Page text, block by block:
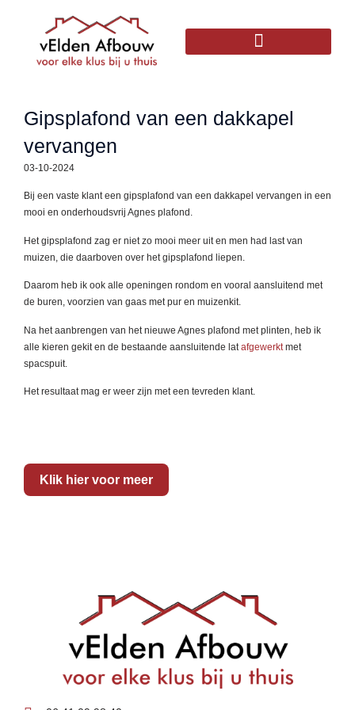
Gipsplafond van een dakkapel
vervangen
03-10-2024
Bij een vaste klant een gipsplafond van een dakkapel vervangen in een
mooi en onderhoudsvrij Agnes plafond.
Het gipsplafond zag er niet zo mooi meer uit en men had last van
muizen, die daarboven over het gipsplafond liepen.
Daarom heb ik ook alle openingen rondom en vooral aansluitend met
de buren, voorzien van gaas met pur en muizenkit.
Na het aanbrengen van het nieuwe Agnes plafond met plinten, heb ik
alle kieren gekit en de bestaande aansluitende lat afgewerkt met
spacspuit.
Het resultaat mag er weer zijn met een tevreden klant.
Klik hier voor meer